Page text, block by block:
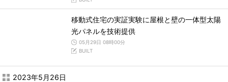
移動式住宅の実証実験に屋根と壁の一体型太陽
光パネルを技術提供
05月29日 08時00分
BUILT
2023年5月26日